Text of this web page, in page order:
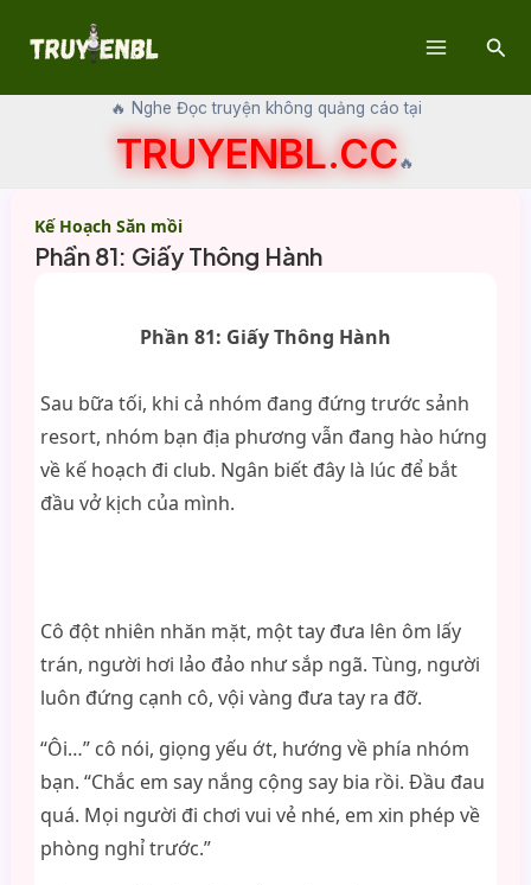
🔥 Nghe Đọc truyện không quảng cáo tại
TRUYENBL.CC🔥
Kế Hoạch Săn mồi
Phần 81: Giấy Thông Hành
Phần 81: Giấy Thông Hành
Sau bữa tối, khi cả nhóm đang đứng trước sảnh
resort, nhóm bạn địa phương vẫn đang hào hứng
về kế hoạch đi club. Ngân biết đây là lúc để bắt
đầu vở kịch của mình.
Cô đột nhiên nhăn mặt, một tay đưa lên ôm lấy
trán, người hơi lảo đảo như sắp ngã. Tùng, người
luôn đứng cạnh cô, vội vàng đưa tay ra đỡ.
“Ôi…” cô nói, giọng yếu ớt, hướng về phía nhóm
bạn. “Chắc em say nắng cộng say bia rồi. Đầu đau
quá. Mọi người đi chơi vui vẻ nhé, em xin phép về
phòng nghỉ trước.”